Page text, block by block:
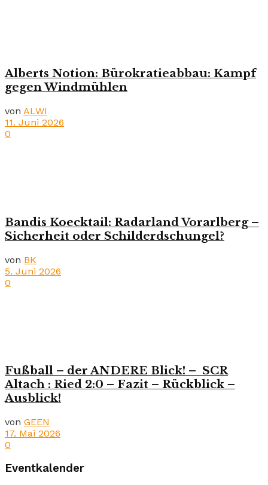
Alberts Notion: Bürokratieabbau: Kampf
gegen Windmühlen
von ALWI
11. Juni 2026
0
Bandis Koecktail: Radarland Vorarlberg –
Sicherheit oder Schilderdschungel?
von BK
5. Juni 2026
0
Fußball – der ANDERE Blick! – SCR
Altach : Ried 2:0 – Fazit – Rückblick –
Ausblick!
von GEEN
17. Mai 2026
0
Eventkalender